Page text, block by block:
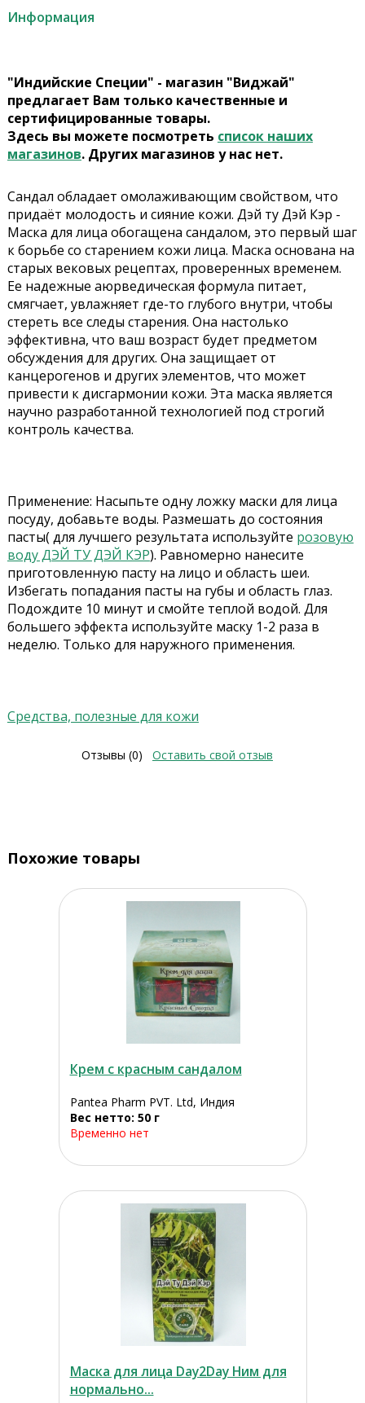
Информация
"Индийские Специи" - магазин "Виджай"
предлагает Вам только качественные и
сертифицированные товары.
Здесь вы можете посмотреть список наших
магазинов. Других магазинов у нас нет.
Сандал обладает омолаживающим свойством, что
придаёт молодость и сияние кожи. Дэй ту Дэй Кэр -
Маска для лица обогащена сандалом, это первый шаг
к борьбе со старением кожи лица. Маска основана на
старых вековых рецептах, проверенных временем.
Ее надежные аюрведическая формула питает,
смягчает, увлажняет где-то глубого внутри, чтобы
стереть все следы старения. Она настолько
эффективна, что ваш возраст будет предметом
обсуждения для других. Она защищает от
канцерогенов и других элементов, что может
привести к дисгармонии кожи. Эта маска является
научно разработанной технологией под строгий
контроль качества.
Применение: Насыпьте одну ложку маски для лица
посуду, добавьте воды. Размешать до состояния
пасты( для лучшего результата используйте розовую
воду ДЭЙ ТУ ДЭЙ КЭР). Равномерно нанесите
приготовленную пасту на лицо и область шеи.
Избегать попадания пасты на губы и область глаз.
Подождите 10 минут и смойте теплой водой. Для
большего эффекта используйте маску 1-2 раза в
неделю. Только для наружного применения.
Средства, полезные для кожи
Отзывы (0) Оставить свой отзыв
Похожие товары
Крем с красным сандалом
Pantea Pharm PVT. Ltd, Индия
Вес нетто: 50 г
Временно нет
Маска для лица Day2Day Ним для
нормально...